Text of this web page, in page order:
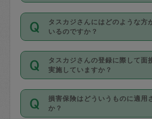
なお、タスカジさんの交通費
金のご請求と合わせてお支払
動計算で表示されます。
（例：毎週定期の場合は３回
ンセルが有償（1200円、隔週
は２回以上のキャンセルが有
・ＡＭ ９時～１２時
・ＰＭ １３時～１６時
・夜 １８時～２１時
開始時間を２時間前後変更す
能です。依頼送信後、個別に
んにメッセージを送り調整し
い。ただし、２時間を越えて
掃除、整理収納、洗濯、買い
作り置きです。タスカジさん
きる仕事の範囲が異なります
する前にタスカジさんのプロ
確認してください。
基本的に、高所での作業や危
外での作業は対象外です。
タスカジさんにはどのような方
いるのですか？
主婦として長年の家事経験を
方、栄養士・調理師といった
育園や学校の給食やレストラ
係の専門職に従事されていた
すでにハウスキーパーや英語
タスカジさんの登録に際して面
実施していますか？
応募の際に、各自事務局との
を行っています。その後、身
損害保険はどういうものに適用
か？